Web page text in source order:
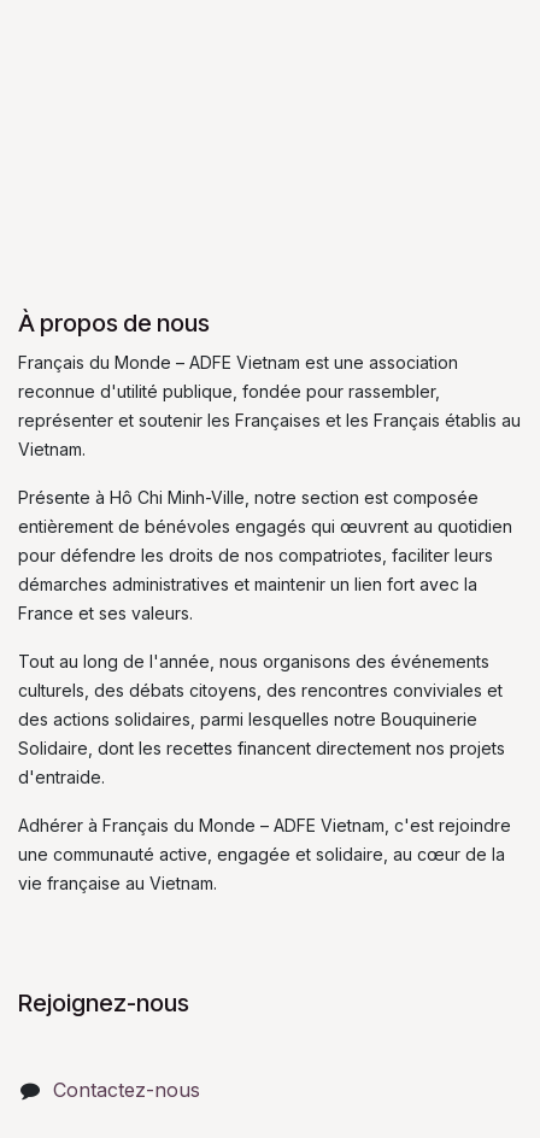
À propos de nous
Français du Monde – ADFE Vietnam est une association
reconnue d'utilité publique, fondée pour rassembler,
représenter et soutenir les Françaises et les Français établis au
Vietnam.
Présente à Hô Chi Minh-Ville, notre section est composée
entièrement de bénévoles engagés qui œuvrent au quotidien
pour défendre les droits de nos compatriotes, faciliter leurs
démarches administratives et maintenir un lien fort avec la
France et ses valeurs.
Tout au long de l'année, nous organisons des événements
culturels, des débats citoyens, des rencontres conviviales et
des actions solidaires, parmi lesquelles notre Bouquinerie
Solidaire, dont les recettes financent directement nos projets
d'entraide.
Adhérer à Français du Monde – ADFE Vietnam, c'est rejoindre
une communauté active, engagée et solidaire, au cœur de la
vie française au Vietnam.
Rejoignez-nous
Contactez-nous